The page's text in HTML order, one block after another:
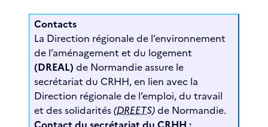
Contacts
La Direction régionale de l’environnement
de l’aménagement et du logement
(DREAL) de Normandie assure le
secrétariat du CRHH, en lien avec la
Direction régionale de l’emploi, du travail
et des solidarités(DREETS)de Normandie.